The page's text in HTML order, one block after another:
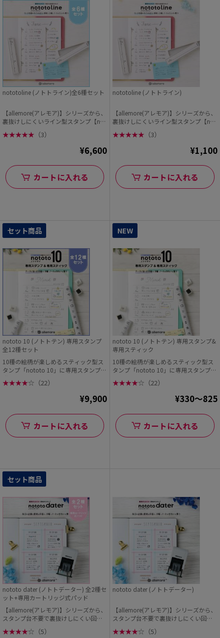
nototoline (ノトトライン)全6種セット
【allemore(アレモア)】シリーズから、
裏抜けしにくいライン型スタンプ【not
ot...
★★★★★ （3）
¥6,600
カートに入れる
nototoline (ノトトライン)
【allemore(アレモア)】シリーズから、
裏抜けしにくいライン型スタンプ【not
ot...
★★★★★ （3）
¥1,100
カートに入れる
セット商品
nototo 10 (ノトトテン) 専用スタンプ
全12種セット
10種の絵柄が楽しめるスティック型ス
タンプ「nototo 10」に専用スタンプが
登場! ...
★★★★☆ （22）
¥9,900
カートに入れる
NEW
nototo 10 (ノトトテン) 専用スタンプ&
専用スティック
10種の絵柄が楽しめるスティック型ス
タンプ「nototo 10」に専用スタンプと
専用ステ...
★★★★☆ （22）
¥330～825
カートに入れる
セット商品
nototo dater (ノトトデーター) 全2種セ
ット+専用カートリッジ式パッド
【allemore(アレモア)】シリーズから、
スタンプ台不要で裏抜けしにくい回転
日付印【...
★★★★☆ （5）
nototo dater (ノトトデーター)
【allemore(アレモア)】シリーズから、
スタンプ台不要で裏抜けしにくい回転
日付印【...
★★★★☆ （5）